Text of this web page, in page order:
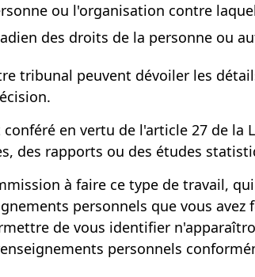
ou l'organisation contre
des droits de la personne ou
tribunal peuvent dévoiler les
en vertu de l'article 27 de
des rapports ou des études
à faire ce type de travail,
personnels que vous
de vous identifier
personnels